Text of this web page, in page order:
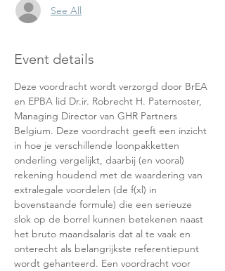
See All
Event details
Deze voordracht wordt verzorgd door BrEA
en EPBA lid Dr.ir. Robrecht H. Paternoster,
Managing Director van GHR Partners
Belgium. Deze voordracht geeft een inzicht
in hoe je verschillende loonpakketten
onderling vergelijkt, daarbij (en vooral)
rekening houdend met de waardering van
extralegale voordelen (de f(xl) in
bovenstaande formule) die een serieuze
slok op de borrel kunnen betekenen naast
het bruto maandsalaris dat al te vaak en
onterecht als belangrijkste referentiepunt
wordt gehanteerd. Een voordracht voor